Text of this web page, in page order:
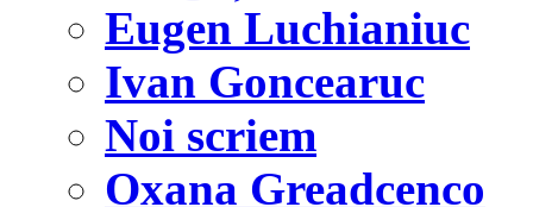
Eugen Luchianiuc
Ivan Goncearuc
Noi scriem
Oxana Greadcenco